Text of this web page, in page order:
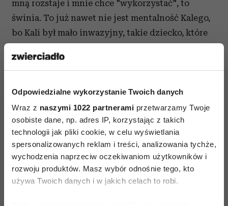
Odpowiedzialne wykorzystanie Twoich danych
Wraz z naszymi 1022 partnerami przetwarzamy Twoje
osobiste dane, np. adres IP, korzystając z takich
technologii jak pliki cookie, w celu wyświetlania
spersonalizowanych reklam i treści, analizowania tychże,
wychodzenia naprzeciw oczekiwaniom użytkowników i
rozwoju produktów. Masz wybór odnośnie tego, kto
używa Twoich danych i w jakich celach to robi.
mną rozstaje i mnie chce "wykorzystać", to
świnia. To już nawet nie jest mentalność Kalego,
bo Kali był mało inwazyjny, takie dziecko, które
przecież nie dzieci, chcą świadomie, inwazyjnie
powiedział, że na zawsze, że tylko ja, że nikt inny,
że w ogóle beze mnie życia nie ma, i teraz to samo
mówi innej". A jeśli to rozwodnik albo chłop po
przejściach, to przecież wiadomo, ze przedtem
też już wielu kobietom takie słowa mówił
i przysięgi składał.